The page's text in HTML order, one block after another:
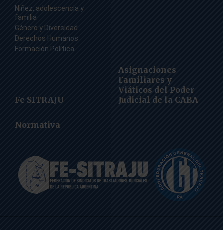
Niñez, adolescencia y
familia
Género y Diversidad
Derechos Humanos
Formación Política
Fe SITRAJU
Asignaciones
Familiares y
Viáticos del Poder
Judicial de la CABA
Normativa